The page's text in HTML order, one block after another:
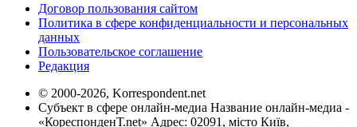
Договор пользования сайтом
Политика в сфере конфиденциальности и персональных
данных
Пользовательское соглашение
Редакция
© 2000-2026, Korrespondent.net
Субъект в сфере онлайн-медиа Название онлайн-медиа -
«КореспонденТ.net» Адрес: 02091, місто Київ,